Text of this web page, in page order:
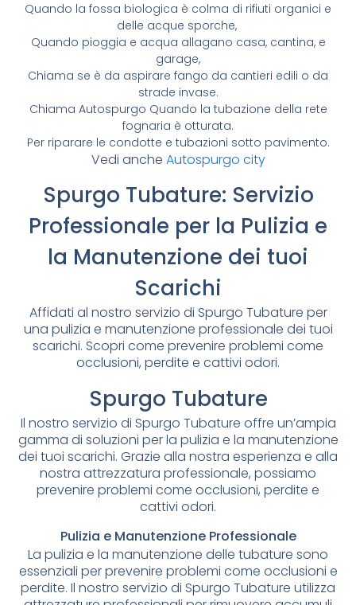
Quando la fossa biologica è colma di rifiuti organici e
delle acque sporche,
Quando pioggia e acqua allagano casa, cantina, e
garage,
Chiama se è da aspirare fango da cantieri edili o da
strade invase.
Chiama Autospurgo Quando la tubazione della rete
fognaria è otturata.
Per riparare le condotte e tubazioni sotto pavimento.
Vedi anche Autospurgo city
Spurgo Tubature: Servizio
Professionale per la Pulizia e
la Manutenzione dei tuoi
Scarichi
Affidati al nostro servizio di Spurgo Tubature per
una pulizia e manutenzione professionale dei tuoi
scarichi. Scopri come prevenire problemi come
occlusioni, perdite e cattivi odori.
Spurgo Tubature
Il nostro servizio di Spurgo Tubature offre un’ampia
gamma di soluzioni per la pulizia e la manutenzione
dei tuoi scarichi. Grazie alla nostra esperienza e alla
nostra attrezzatura professionale, possiamo
prevenire problemi come occlusioni, perdite e
cattivi odori.
Pulizia e Manutenzione Professionale
La pulizia e la manutenzione delle tubature sono
essenziali per prevenire problemi come occlusioni e
perdite. Il nostro servizio di Spurgo Tubature utilizza